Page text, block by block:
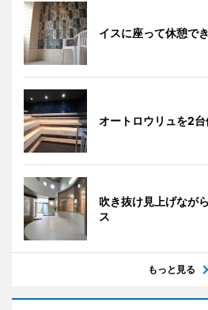
イスに座って休憩で
オートロウリュを2
吹き抜け見上げなが
ス
もっと見る